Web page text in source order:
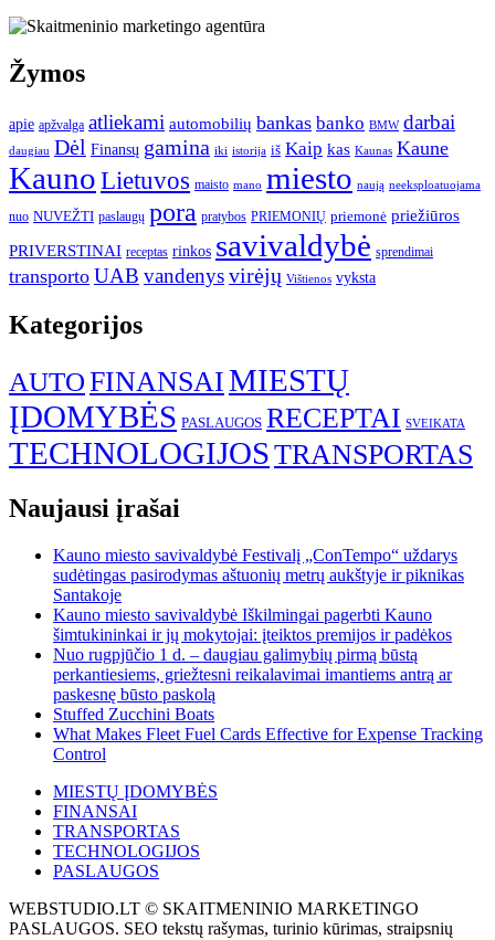
Žymos
apie apžvalga atliekami automobilių bankas banko BMW darbai
daugiau Dėl Finansų gamina iki istorija iš Kaip kas Kaunas Kaune
KaunoLietuvos maisto mano miesto naują neeksploatuojama
nuo NUVEŽTI paslaugų pora pratybos PRIEMONIŲ priemonė priežiūros
PRIVERSTINAI receptas rinkos savivaldybė sprendimai
transporto UAB vandenysvirėjų Vištienos vyksta
Kategorijos
AUTOFINANSAIMIESTŲ
ĮDOMYBĖS PASLAUGOS RECEPTAI SVEIKATA
TECHNOLOGIJOSTRANSPORTAS
Naujausi įrašai
Kauno miesto savivaldybė Festivalį „ConTempo“ uždarys
sudėtingas pasirodymas aštuonių metrų aukštyje ir piknikas
Santakoje
Kauno miesto savivaldybė Iškilmingai pagerbti Kauno
šimtukininkai ir jų mokytojai: įteiktos premijos ir padėkos
Nuo rugpjūčio 1 d. – daugiau galimybių pirmą būstą
perkantiesiems, griežtesni reikalavimai imantiems antrą ar
paskesnę būsto paskolą
Stuffed Zucchini Boats
What Makes Fleet Fuel Cards Effective for Expense Tracking
Control
MIESTŲ ĮDOMYBĖS
FINANSAI
TRANSPORTAS
TECHNOLOGIJOS
PASLAUGOS
WEBSTUDIO.LT © SKAITMENINIO MARKETINGO
PASLAUGOS. SEO tekstų rašymas, turinio kūrimas, straipsnių